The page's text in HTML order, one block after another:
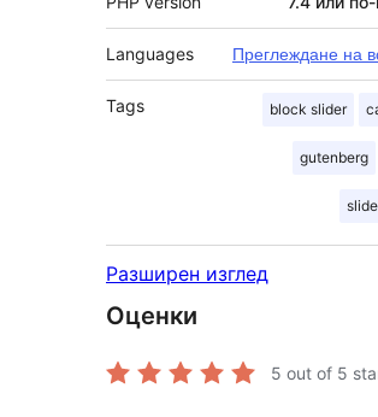
Languages Преглеждане на
Tags block slider
gutenberg
Разширен изглед
Оценки
5 out of 5